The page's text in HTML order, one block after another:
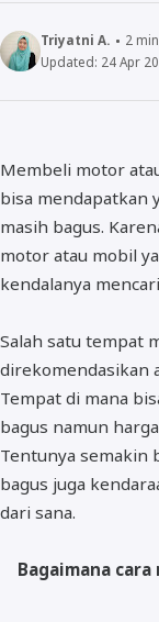
Triyatni A. 2
Updated: 24 Apr
Membeli motor
bisa mendapatkan
masih bagus.
motor atau mobil
kendalanya
Salah satu tempat
direkomendasikan
Tempat di mana
bagus namun
Tentunya semakin
bagus juga
dari sana.
Bagaimana